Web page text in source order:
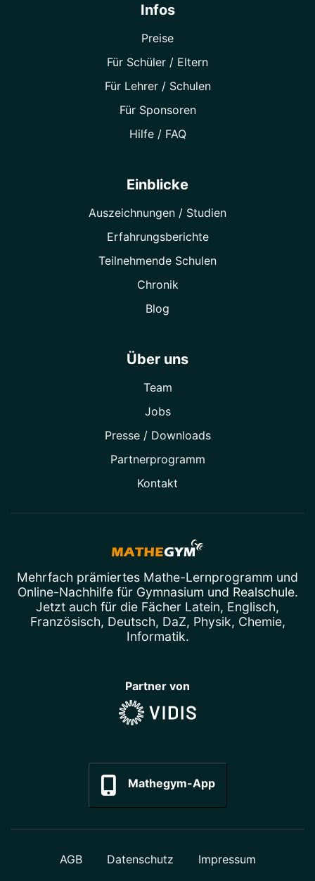
Infos
Preise
Für Schüler / Eltern
Für Lehrer / Schulen
Für Sponsoren
Hilfe / FAQ
Einblicke
Auszeichnungen / Studien
Erfahrungsberichte
Teilnehmende Schulen
Chronik
Blog
Über uns
Team
Jobs
Presse / Downloads
Partner­programm
Kontakt
Mehrfach prämiertes Mathe-Lernprogramm und
Online-Nachhilfefür Gymnasium und Realschule.
Jetzt auch für die Fächer Latein, Englisch,
Französisch, Deutsch, DaZ, Physik, Chemie,
Informatik.
Partner von
Mathegym-App
AGB Datenschutz Impressum